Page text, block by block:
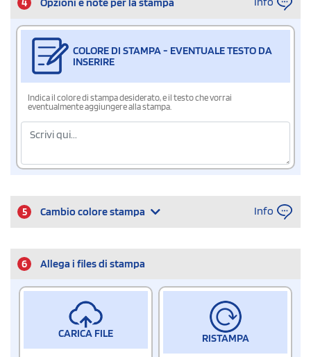
COLORE DI STAMPA - EVENTUALE TESTO DA
INSERIRE
Indica il colore di stampa desiderato, e il testo che vorrai
eventualmente aggiungere alla stampa.
5 Cambio colore stampa Info
6 Allega i files di stampa
CARICA FILE RISTAMPA